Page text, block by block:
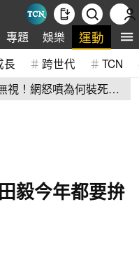
專題 娛樂 運動 全
長 跨世代 TCN
視！網怒噴為何裝死？
毅今年都要拚